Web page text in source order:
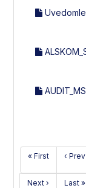
« First ‹ Prev
Next › Last »